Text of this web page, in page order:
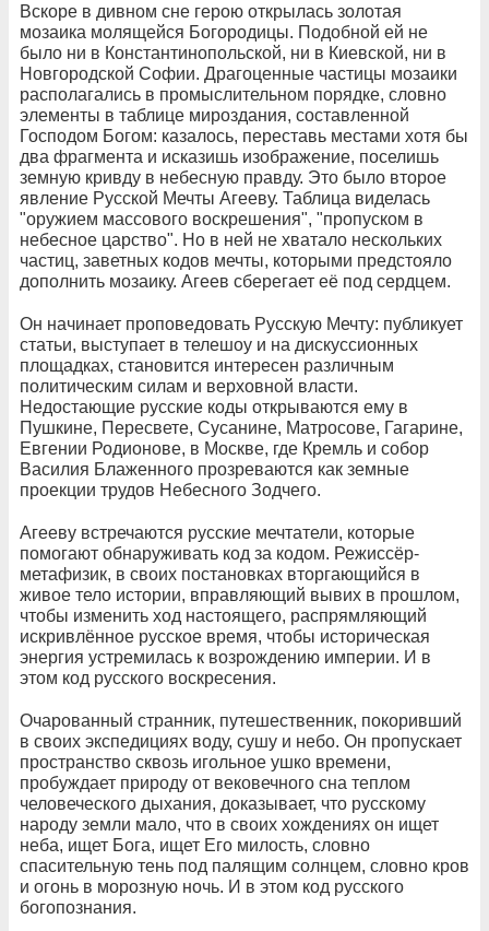
Вскоре в дивном сне герою открылась золотая
мозаика молящейся Богородицы. Подобной ей не
было ни в Константинопольской, ни в Киевской, ни в
Новгородской Софии. Драгоценные частицы мозаики
располагались в промыслительном порядке, словно
элементы в таблице мироздания, составленной
Господом Богом: казалось, переставь местами хотя бы
два фрагмента и исказишь изображение, поселишь
земную кривду в небесную правду. Это было второе
явление Русской Мечты Агееву. Таблица виделась
"оружием массового воскрешения", "пропуском в
небесное царство". Но в ней не хватало нескольких
частиц, заветных кодов мечты, которыми предстояло
дополнить мозаику. Агеев сберегает её под сердцем.
Он начинает проповедовать Русскую Мечту: публикует
статьи, выступает в телешоу и на дискуссионных
площадках, становится интересен различным
политическим силам и верховной власти.
Недостающие русские коды открываются ему в
Пушкине, Пересвете, Сусанине, Матросове, Гагарине,
Евгении Родионове, в Москве, где Кремль и собор
Василия Блаженного прозреваются как земные
проекции трудов Небесного Зодчего.
Агееву встречаются русские мечтатели, которые
помогают обнаруживать код за кодом. Режиссёр-
метафизик, в своих постановках вторгающийся в
живое тело истории, вправляющий вывих в прошлом,
чтобы изменить ход настоящего, распрямляющий
искривлённое русское время, чтобы историческая
энергия устремилась к возрождению империи. И в
этом код русского воскресения.
Очарованный странник, путешественник, покоривший
в своих экспедициях воду, сушу и небо. Он пропускает
пространство сквозь игольное ушко времени,
пробуждает природу от вековечного сна теплом
человеческого дыхания, доказывает, что русскому
народу земли мало, что в своих хождениях он ищет
неба, ищет Бога, ищет Его милость, словно
спасительную тень под палящим солнцем, словно кров
и огонь в морозную ночь. И в этом код русского
богопознания.